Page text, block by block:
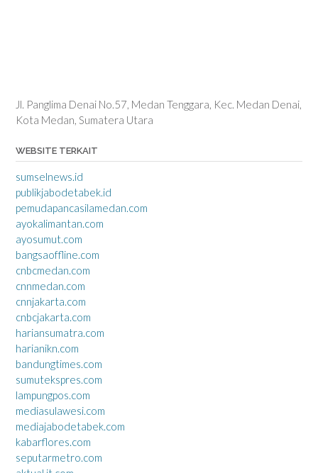
Jl. Panglima Denai No.57, Medan Tenggara, Kec. Medan Denai,
Kota Medan, Sumatera Utara
WEBSITE TERKAIT
sumselnews.id
publikjabodetabek.id
pemudapancasilamedan.com
ayokalimantan.com
ayosumut.com
bangsaoffline.com
cnbcmedan.com
cnnmedan.com
cnnjakarta.com
cnbcjakarta.com
hariansumatra.com
harianikn.com
bandungtimes.com
sumutekspres.com
lampungpos.com
mediasulawesi.com
mediajabodetabek.com
kabarflores.com
seputarmetro.com